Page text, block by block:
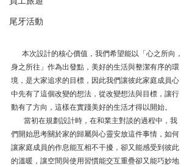
尾牙活動
身之所往」作為出發點，美好的生活與整潔有序的環
境，是大家追求的目標，因此我們讓彼此家庭成員心
中先有了這個改變的想法，從改變想法與目標，讓行
動有了方向，這樣在實踐美好的生活才得以開始。
們開始思考關於家的歸屬與心靈安放這件事情，如何
讓家庭成員的作息能互相不干擾，卻又能感受到彼此
的溫暖，讓空間與使用習慣能交互重疊卻又能巧妙地